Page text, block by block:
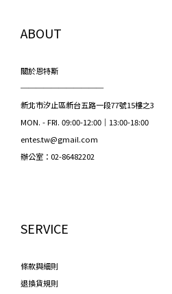
ABOUT
關於恩特斯
───────────
新北市汐止區新台五路一段77號15樓之3
MON. - FRI. 09:00-12:00｜13:00-18:00
entes.tw@gmail.com
辦公室：02-86482202
SERVICE
條款與細則
退換貨規則